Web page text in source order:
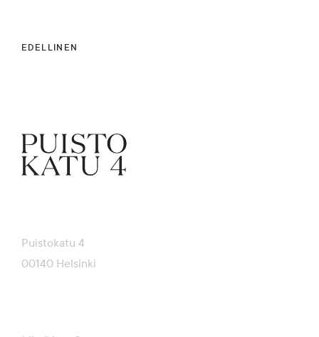
EDELLINEN
Puistokatu 4
00140 Helsinki